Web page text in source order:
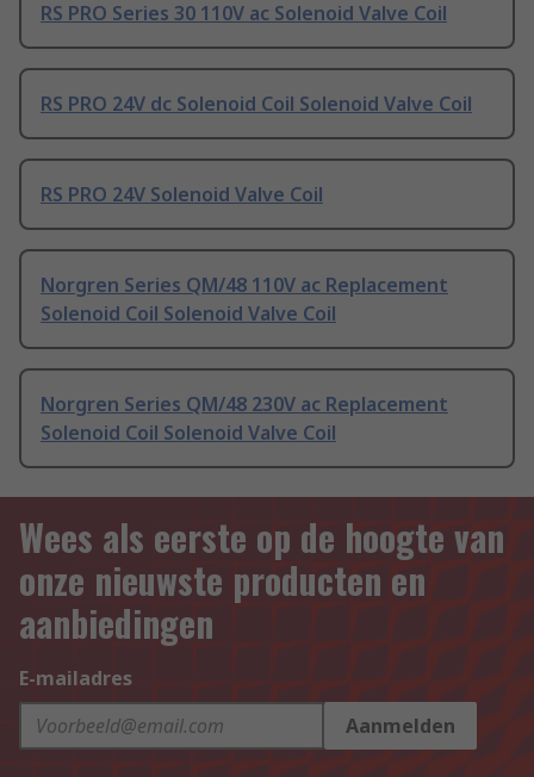
RS PRO Series 30 110V ac Solenoid Valve Coil
RS PRO 24V dc Solenoid Coil Solenoid Valve Coil
RS PRO 24V Solenoid Valve Coil
Norgren Series QM/48 110V ac Replacement
Solenoid Coil Solenoid Valve Coil
Norgren Series QM/48 230V ac Replacement
Solenoid Coil Solenoid Valve Coil
Wees als eerste op de hoogte van
onze nieuwste producten en
aanbiedingen
E-mailadres
Aanmelden